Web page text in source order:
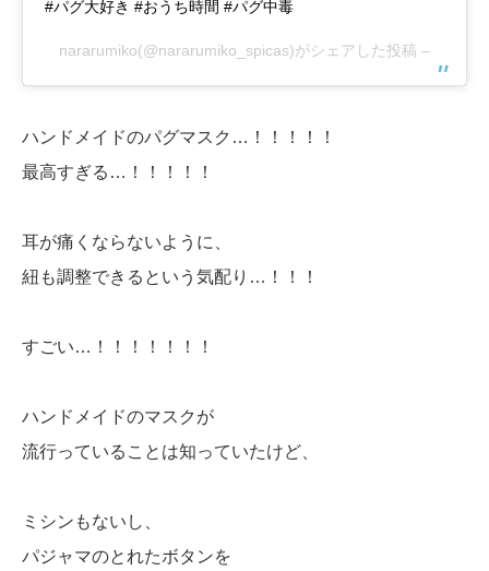
#パグ大好き #おうち時間 #パグ中毒
nararumiko(@nararumiko_spicas)がシェアした投稿 –
ハンドメイドのパグマスク…！！！！！
最高すぎる…！！！！！
耳が痛くならないように、
紐も調整できるという気配り…！！！
すごい…！！！！！！！
ハンドメイドのマスクが
流行っていることは知っていたけど、
ミシンもないし、
パジャマのとれたボタンを